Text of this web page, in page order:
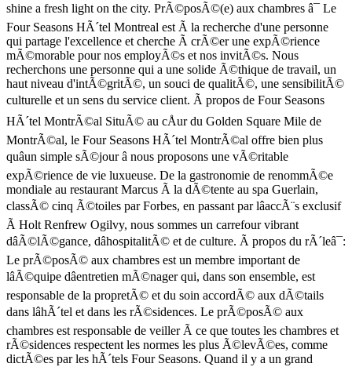
shine a fresh light on the city. PrÃ©posÃ©(e) aux chambres â¯ Le
Four Seasons HÃ´tel Montreal est Ã la recherche d'une personne
qui partage l'excellence et cherche Ã crÃ©er une expÃ©rience
mÃ©morable pour nos employÃ©s et nos invitÃ©s. Nous
recherchons une personne qui a une solide Ã©thique de travail, un
haut niveau d'intÃ©gritÃ©, un souci de qualitÃ©, une sensibilitÃ©
culturelle et un sens du service client. Ã propos de Four Seasons
HÃ´tel MontrÃ©al SituÃ© au cÅur du Golden Square Mile de
MontrÃ©al, le Four Seasons HÃ´tel MontrÃ©al offre bien plus
quâun simple sÃ©jour â nous proposons une vÃ©ritable
expÃ©rience de vie luxueuse. De la gastronomie de renommÃ©e
mondiale au restaurant Marcus Ã la dÃ©tente au spa Guerlain,
classÃ© cinq Ã©toiles par Forbes, en passant par lâaccÃ¨s exclusif
Ã Holt Renfrew Ogilvy, nous sommes un carrefour vibrant
dâÃ©lÃ©gance, dâhospitalitÃ© et de culture. Ã propos du rÃ´leâ¯:
Le prÃ©posÃ© aux chambres est un membre important de
lâÃ©quipe dâentretien mÃ©nager qui, dans son ensemble, est
responsable de la propretÃ© et du soin accordÃ© aux dÃ©tails
dans lâhÃ´tel et dans les rÃ©sidences. Le prÃ©posÃ© aux
chambres est responsable de veiller Ã ce que toutes les chambres et
rÃ©sidences respectent les normes les plus Ã©levÃ©es, comme
dictÃ©es par les hÃ´tels Four Seasons. Quand il y a un grand